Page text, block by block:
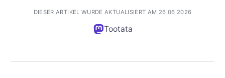
DIESER ARTIKEL WURDE AKTUALISIERT AM 26.06.2026
Tootata